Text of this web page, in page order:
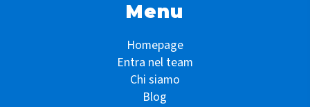
Menu
Homepage
Entra nel team
Chi siamo
Blog